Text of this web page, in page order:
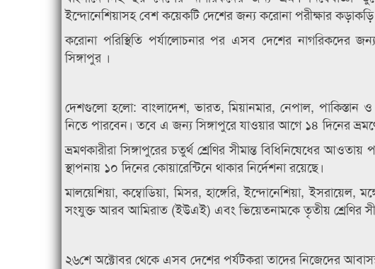
ইন্দোনেশিয়াসহ বেশ কয়েকটি দেশের জন্য করোনা পরীক্ষার কড়াকড়ি
করোনা পরিস্থিতি পর্যালোচনার পর এসব দেশের নাগরিকদের
সিঙ্গাপুর ।
দেশগুলো হলো: বাংলাদেশ, ভারত, মিয়ানমার, নেপাল, পাকিস্তান ও
নিতে পারবেন। তবে এ জন্য সিঙ্গাপুরে যাওয়ার আগে ১৪ দিনের
ভ্রমণকারীরা সিঙ্গাপুরের চতুর্থ শ্রেণির সীমান্ত বিধিনিষেধের
স্থাপনায় ১০ দিনের কোয়ারেন্টিনে থাকার নির্দেশনা রয়েছে।
মালয়েশিয়া, কম্বোডিয়া, মিসর, হাঙ্গেরি, ইন্দোনেশিয়া, ইসরায়েল,
সংযুক্ত আরব আমিরাত (ইউএই) এবং ভিয়েতনামকে তৃতীয় শ্রেণির
২৬শে অক্টোবর থেকে এসব দেশের পর্যটকরা তাদের নিজেদের